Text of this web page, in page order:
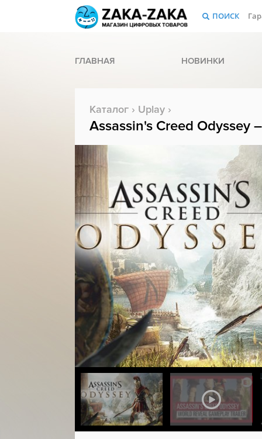
ПОИСК
ГЛАВНАЯ НОВИНКИ
Каталог › Uplay ›
Assassin's Creed Odyssey